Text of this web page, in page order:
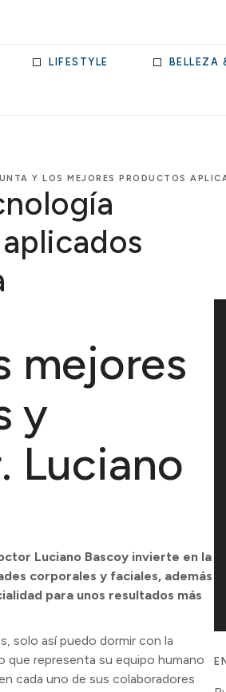
LIFESTYLE BELLEZA
Y LOS MEJORES PRODUCTOS
mejores
y
Luciano
Luciano Bascoy invierte en la
corporales y faciales, además
para unos resultados más
solo así puedo dormir con la
que representa su equipo humano
cada uno de sus colaboradores